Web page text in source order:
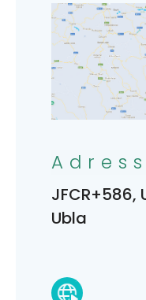
JFCR+586,
Ubla